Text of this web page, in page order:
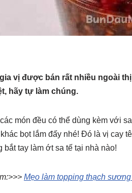
vị được bán rất nhiều ngoài
hãy tự làm chúng.
món đều có thể dùng kèm với
bọt lắm đấy nhé! Đó là vị cay
bắt tay làm ớt sa tế tại nhà nào!
Mẹo làm topping thạch